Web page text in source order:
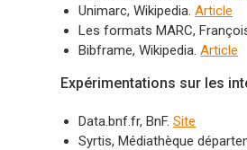
Unimarc, Wikipedia.Article
Les formats MARC,
Bibframe, Wikipedia.Article
Expérimentations sur les
Data.bnf.fr, BnF.Site
Syrtis, Médiathèque